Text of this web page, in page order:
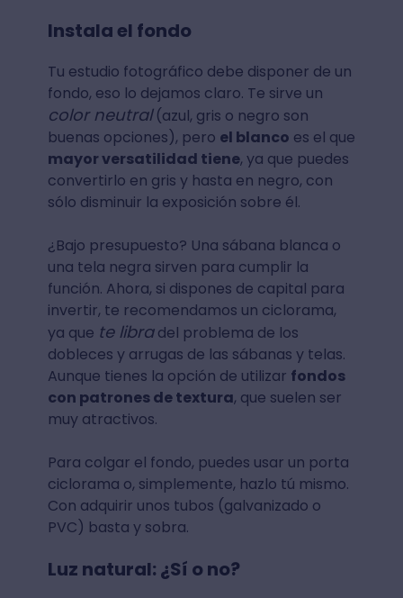
Instala el fondo
Tu estudio fotográfico debe disponer de un
fondo, eso lo dejamos claro. Te sirve un
color neutral(azul, gris o negro son
buenas opciones), pero el blanco es el que
mayor versatilidad tiene, ya que puedes
convertirlo en gris y hasta en negro, con
sólo disminuir la exposición sobre él.
¿Bajo presupuesto? Una sábana blanca o
una tela negra sirven para cumplir la
función. Ahora, si dispones de capital para
invertir, te recomendamos un ciclorama,
ya que te libradel problema de los
dobleces y arrugas de las sábanas y telas.
Aunque tienes la opción de utilizar fondos
con patrones de textura, que suelen ser
muy atractivos.
Para colgar el fondo, puedes usar un porta
ciclorama o, simplemente, hazlo tú mismo.
Con adquirir unos tubos (galvanizado o
PVC) basta y sobra.
Luz natural: ¿Sí o no?